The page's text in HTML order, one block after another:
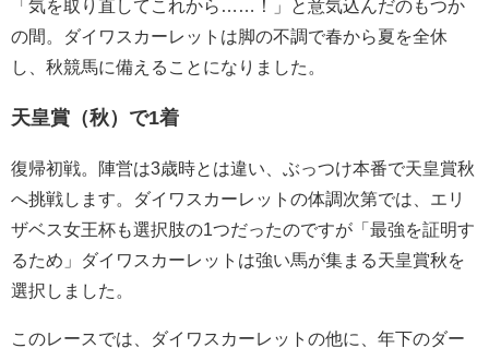
「気を取り直してこれから……！」と意気込んだのもつか
の間。ダイワスカーレットは脚の不調で春から夏を全休
し、秋競馬に備えることになりました。
天皇賞（秋）で1着
復帰初戦。陣営は3歳時とは違い、ぶっつけ本番で天皇賞秋
へ挑戦します。ダイワスカーレットの体調次第では、エリ
ザベス女王杯も選択肢の1つだったのですが「最強を証明す
るため」ダイワスカーレットは強い馬が集まる天皇賞秋を
選択しました。
このレースでは、ダイワスカーレットの他に、年下のダー